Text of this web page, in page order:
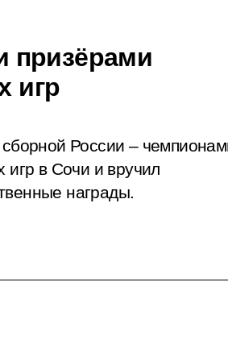
призёрами
игр
России –
игр в Сочи и вручил
награды.